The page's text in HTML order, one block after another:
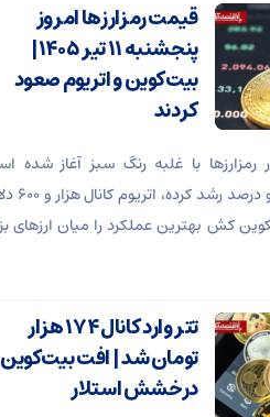
قیمت رمزارزها امروز
پنجشنبه ۱۱ تیر ۱۴۰۵ |
بیت‌کوین و اتریوم صعود
کردند
رمزارزها با غلبه رنگ سبز آغاز شده
بیت‌کوین بیش از
کش بهترین عملکرد را میان ارزهای
تتر وارد کانال ۱۷۴ هزار
تومان شد | افت
درخشش استلار